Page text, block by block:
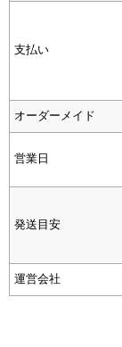
支払い
オーダーメイド
営業日
発送目安
運営会社